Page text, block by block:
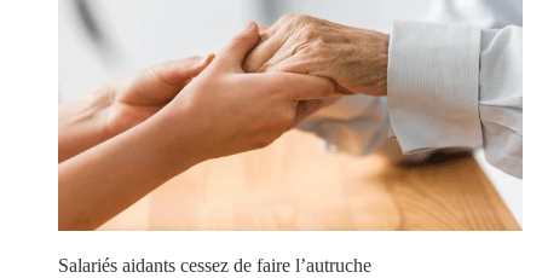
Salariés aidants cessez de faire l’autruche